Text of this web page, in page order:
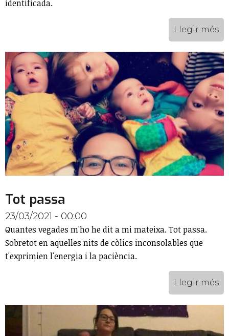
identificada.
Llegir més
Tot passa
23/03/2021 - 00:00
Quantes vegades m'ho he dit a mi mateixa. Tot passa.
Sobretot en aquelles nits de còlics inconsolables que
t'exprimien l'energia i la paciència.
Llegir més